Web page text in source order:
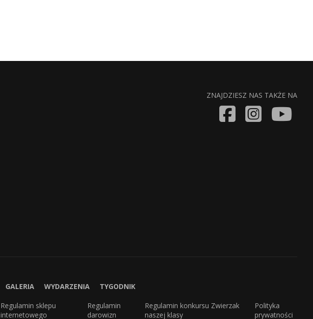
ZNAJDZIESZ NAS TAKŻE NA
GALERIA WYDARZENIA TYGODNIK
Regulamin sklepu
internetowego
Regulamin
darowizn
Regulamin konkursu Zwierzak
naszej klasy
Polityka
prywatności